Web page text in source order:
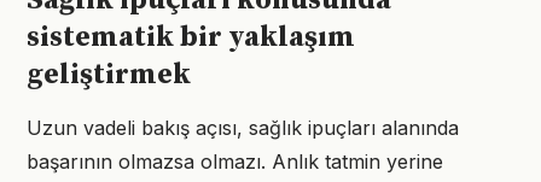
sistematik bir yaklaşım
geliştirmek
Uzun vadeli bakış açısı, sağlık ipuçları alanında
başarının olmazsa olmazı. Anlık tatmin yerine